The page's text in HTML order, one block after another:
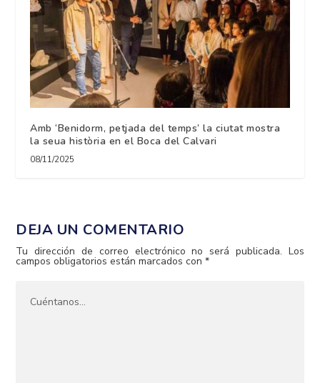
Amb ‘Benidorm, petjada del temps’ la ciutat mostra
la seua història en el Boca del Calvari
08/11/2025
DEJA UN COMENTARIO
Tu dirección de correo electrónico no será publicada. Los
campos obligatorios están marcados con*